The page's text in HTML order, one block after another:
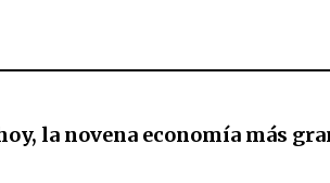
la novena economía más